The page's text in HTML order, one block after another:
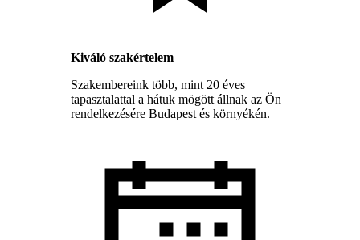
Kiváló szakértelem
Szakembereink több, mint 20 éves
tapasztalattal a hátuk mögött állnak az Ön
rendelkezésére Budapest és környékén.